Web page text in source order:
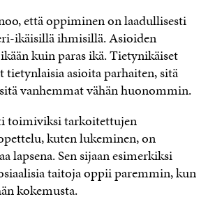
että oppiminen on laadullisesti
ikäisillä ihmisillä. Asioiden
kuin paras ikä. Tietynikäiset
asioita parhaiten, sitä
vanhemmat vähän huonommin.
toimiviksi tarkoitettujen
kuten lukeminen, on
lapsena. Sen sijaan esimerkiksi
taitoja oppii paremmin, kun
kokemusta.